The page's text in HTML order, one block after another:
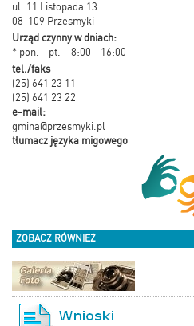
ul. 11 Listopada 13
08-109 Przesmyki
Urząd czynny w dniach:
* pon. - pt. – 8:00 - 16:00
tel./faks
(25) 641 23 11
(25) 641 23 22
e-mail:
gmina@przesmyki.pl
tłumacz języka migowego
ZOBACZ RÓWNIEŻ